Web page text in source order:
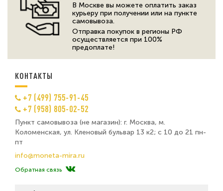
В Москве вы можете оплатить заказ
курьеру при получении или на пункте
самовывоза.
Отправка покупок в регионы РФ
осуществляется при 100%
предоплате!
КОНТАКТЫ
+7 (499) 755-91-45
+7 (958) 805-02-52
Пункт самовывоза (не магазин): г. Москва, м.
Коломенская, ул. Кленовый бульвар 13 к2; с 10 до 21 пн-
пт
info@moneta-mira.ru
Обратная связь